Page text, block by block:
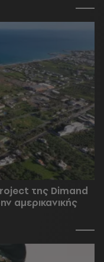
της Dimand
αμερικανικής